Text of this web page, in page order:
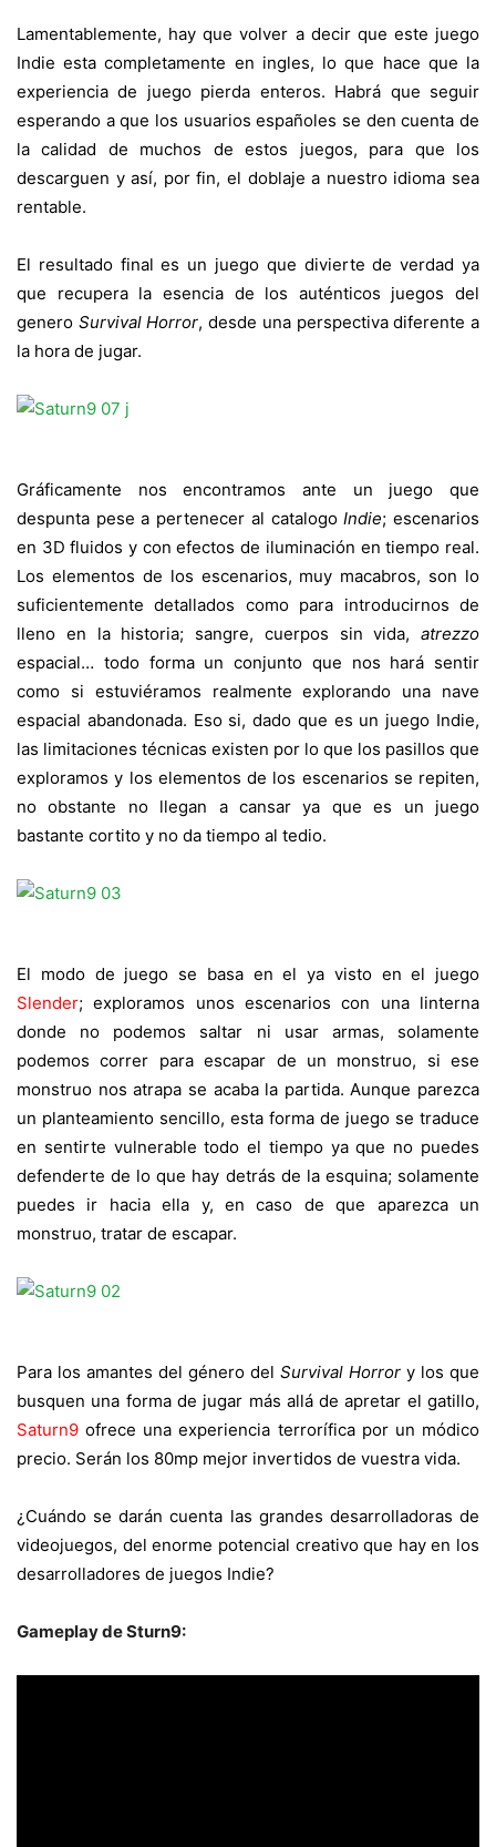
Lamentablemente, hay que volver a decir que este juego
Indie esta completamente en ingles, lo que hace que la
experiencia de juego pierda enteros. Habrá que seguir
esperando a que los usuarios españoles se den cuenta de
la calidad de muchos de estos juegos, para que los
descarguen y así, por fin, el doblaje a nuestro idioma sea
rentable.
El resultado final es un juego que divierte de verdad ya
que recupera la esencia de los auténticos juegos del
genero Survival Horror, desde una perspectiva diferente a
la hora de jugar.
Gráficamente nos encontramos ante un juego que
despunta pese a pertenecer al catalogoIndie; escenarios
en 3D fluidos y con efectos de iluminación en tiempo real.
Los elementos de los escenarios, muy macabros, son lo
suficientemente detallados como para introducirnos de
lleno en la historia; sangre, cuerpos sin vida, atrezzo
espacial… todo forma un conjunto que nos hará sentir
como si estuviéramos realmente explorando una nave
espacial abandonada. Eso si, dado que es un juego Indie,
las limitaciones técnicas existen por lo que los pasillos que
exploramos y los elementos de los escenarios se repiten,
no obstante no llegan a cansar ya que es un juego
bastante cortito y no da tiempo al tedio.
El modo de juego se basa en el ya visto en el juego
Slender; exploramos unos escenarios con una linterna
donde no podemos saltar ni usar armas, solamente
podemos correr para escapar de un monstruo, si ese
monstruo nos atrapa se acaba la partida. Aunque parezca
un planteamiento sencillo, esta forma de juego se traduce
en sentirte vulnerable todo el tiempo ya que no puedes
defenderte de lo que hay detrás de la esquina; solamente
puedes ir hacia ella y, en caso de que aparezca un
monstruo, tratar de escapar.
Para los amantes del género del Survival Horror y los que
busquen una forma de jugar más allá de apretar el gatillo,
Saturn9 ofrece una experiencia terrorífica por un módico
precio. Serán los 80mp mejor invertidos de vuestra vida.
¿Cuándo se darán cuenta las grandes desarrolladoras de
videojuegos, del enorme potencial creativo que hay en los
desarrolladores de juegos Indie?
Gameplay de Sturn9: